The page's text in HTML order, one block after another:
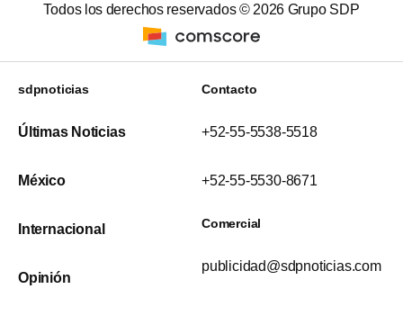
Todos los derechos reservados © 2026 Grupo SDP
sdpnoticias
Últimas Noticias
México
Internacional
Opinión
Contacto
+52-55-5538-5518
+52-55-5530-8671
Comercial
publicidad@sdpnoticias.com